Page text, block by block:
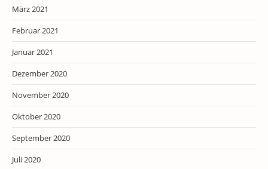
März 2021
Februar 2021
Januar 2021
Dezember 2020
November 2020
Oktober 2020
September 2020
Juli 2020